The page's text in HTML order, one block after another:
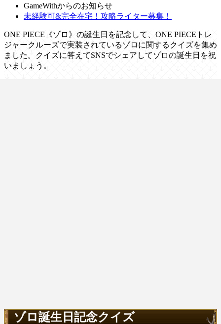
GameWithからのお知らせ
未経験可&完全在宅！攻略ライター募集！
ONE PIECE《ゾロ》の誕生日を記念して、ONE PIECEトレ
ジャークルーズで実装されているゾロに関するクイズを集め
ました。クイズに答えてSNSでシェアしてゾロの誕生日を祝
いましょう。
ゾロ誕生日記念クイズ